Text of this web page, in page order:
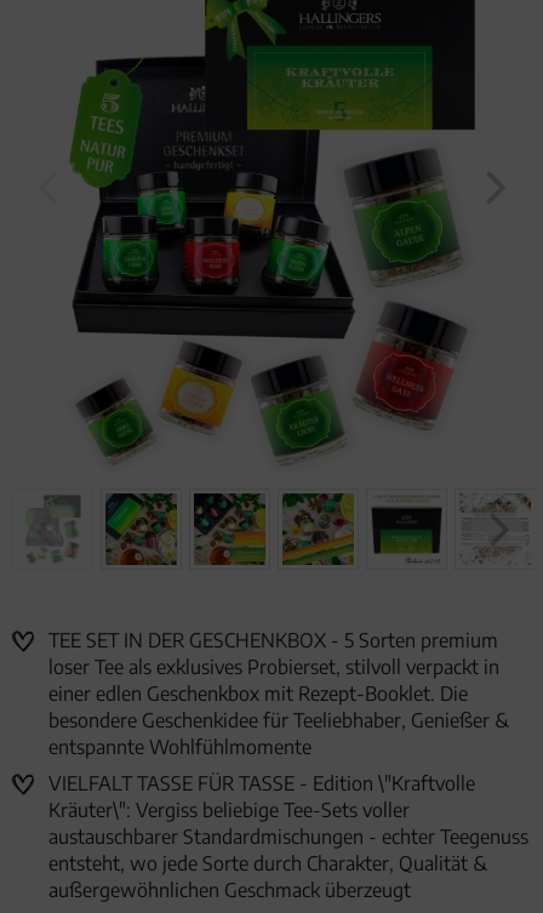
TEE SET IN DER GESCHENKBOX - 5 Sorten premium
loser Tee als exklusives Probierset, stilvoll verpackt in
einer edlen Geschenkbox mit Rezept-Booklet. Die
besondere Geschenkidee für Teeliebhaber, Genießer &
entspannte Wohlfühlmomente
VIELFALT TASSE FÜR TASSE - Edition \"Kraftvolle
Kräuter\": Vergiss beliebige Tee-Sets voller
austauschbarer Standardmischungen - echter Teegenuss
entsteht, wo jede Sorte durch Charakter, Qualität &
außergewöhnlichen Geschmack überzeugt